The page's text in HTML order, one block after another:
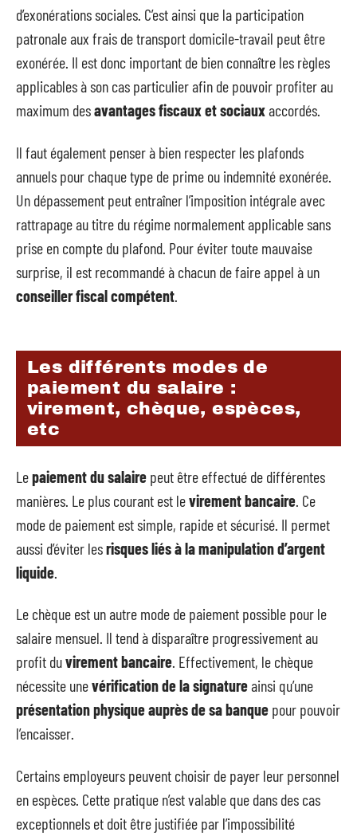
d’exonérations sociales. C’est ainsi que la participation
patronale aux frais de transport domicile-travail peut être
exonérée. Il est donc important de bien connaître les règles
applicables à son cas particulier afin de pouvoir profiter au
maximum desavantages fiscaux et sociauxaccordés.
Il faut également penser à bien respecter les plafonds
annuels pour chaque type de prime ou indemnité exonérée.
Un dépassement peut entraîner l’imposition intégrale avec
rattrapage au titre du régime normalement applicable sans
prise en compte du plafond. Pour éviter toute mauvaise
surprise, il est recommandé à chacun de faire appel à un
conseiller fiscal compétent.
Les différents modes de
paiement du salaire :
virement, chèque, espèces,
etc
Lepaiement du salaire peut être effectué de différentes
manières. Le plus courant est levirement bancaire. Ce
mode de paiement est simple, rapide et sécurisé. Il permet
aussi d’éviter lesrisques liés à la manipulation d’argent
liquide.
Le chèque est un autre mode de paiement possible pour le
salaire mensuel. Il tend à disparaître progressivement au
profit duvirement bancaire. Effectivement, le chèque
nécessite unevérification de la signatureainsi qu’une
présentation physique auprès de sa banque pour pouvoir
l’encaisser.
Certains employeurs peuvent choisir de payer leur personnel
en espèces. Cette pratique n’est valable que dans des cas
exceptionnels et doit être justifiée par l’impossibilité